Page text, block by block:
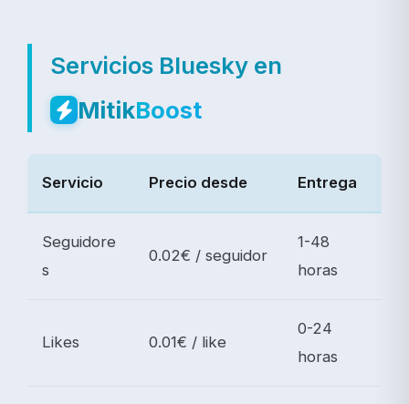
Servicios Bluesky en
MitikBoost
Servicio Precio desde Entrega
Seguidore
s
0.02€ / seguidor
1-48
horas
Likes 0.01€ / like
0-24
horas